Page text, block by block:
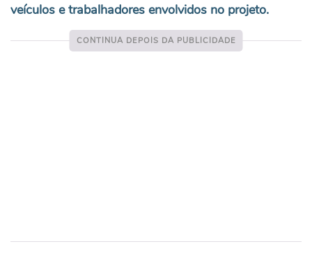
veículos e trabalhadores envolvidos no projeto.